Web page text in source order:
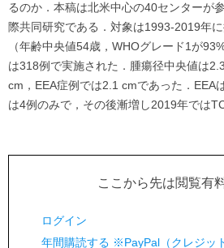
るのか．本稿は北米中心の40センターが
際共同研究である．対象は1993-2019年
（年齢中央値54歳，WHOグレード1が
は318例で実施された．腫瘍径中央値は
cm，EEA症例では2.1 cmであった．EEA
は4例のみで，その後漸増し2019年では
ここから先は閲覧有
ログイン
年間購読する ※PayPal（クレジッ